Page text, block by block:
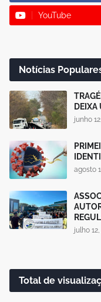
YouTube
Notícias
junho
agosto
julho
Total de